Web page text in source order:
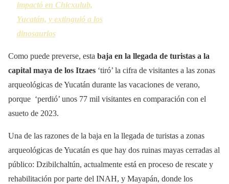
impactó en Chicxulub,
Yucatán, y extinguió a los
dinosaurios
Como puede preverse, esta baja en la llegada de turistas a la
capital maya de los Itzaes ‘tiró’ la cifra de visitantes a las zonas
arqueológicas de Yucatán durante las vacaciones de verano,
porque ‘perdió’ unos 77 mil visitantes en comparación con el
asueto de 2023.
Una de las razones de la baja en la llegada de turistas a zonas
arqueológicas de Yucatán es que hay dos ruinas mayas cerradas al
público: Dzibilchaltún, actualmente está en proceso de rescate y
rehabilitación por parte del INAH, y Mayapán, donde los